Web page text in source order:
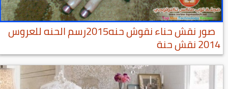
صور نقش حناء نقوش حنه2015رسم الحنه للعروس
2014 نقش حنة